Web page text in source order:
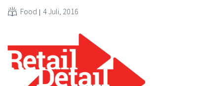
Food 4 Juli, 2016